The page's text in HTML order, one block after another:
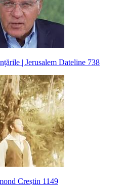
| Jerusalem Dateline 738
Creștin 1149